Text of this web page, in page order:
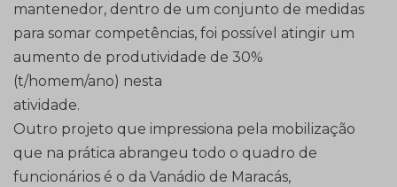
mantenedor, dentro de um conjunto de medidas
para somar competências, foi possível atingir um
aumento de produtividade de 30%
(t/homem/ano) nesta
atividade.
Outro projeto que impressiona pela mobilização
que na prática abrangeu todo o quadro de
funcionários é o da Vanádio de Maracás,